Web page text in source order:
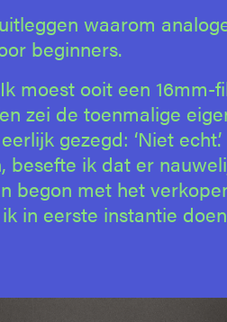
waarom
beginners.
moest ooit een 16mm-
zei de toenmalige
gezegd: ‘Niet
besefte ik dat er
begon met het
in eerste instantie